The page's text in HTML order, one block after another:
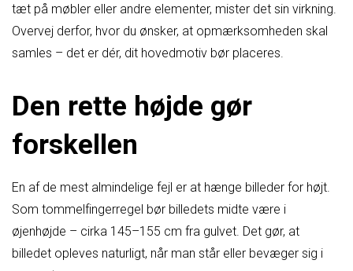
tæt på møbler eller andre elementer, mister det sin virkning.
Overvej derfor, hvor du ønsker, at opmærksomheden skal
samles – det er dér, dit hovedmotiv bør placeres.
Den rette højde gør
forskellen
En af de mest almindelige fejl er at hænge billeder for højt.
Som tommelfingerregel bør billedets midte være i
øjenhøjde – cirka 145–155 cm fra gulvet. Det gør, at
billedet opleves naturligt, når man står eller bevæger sig i